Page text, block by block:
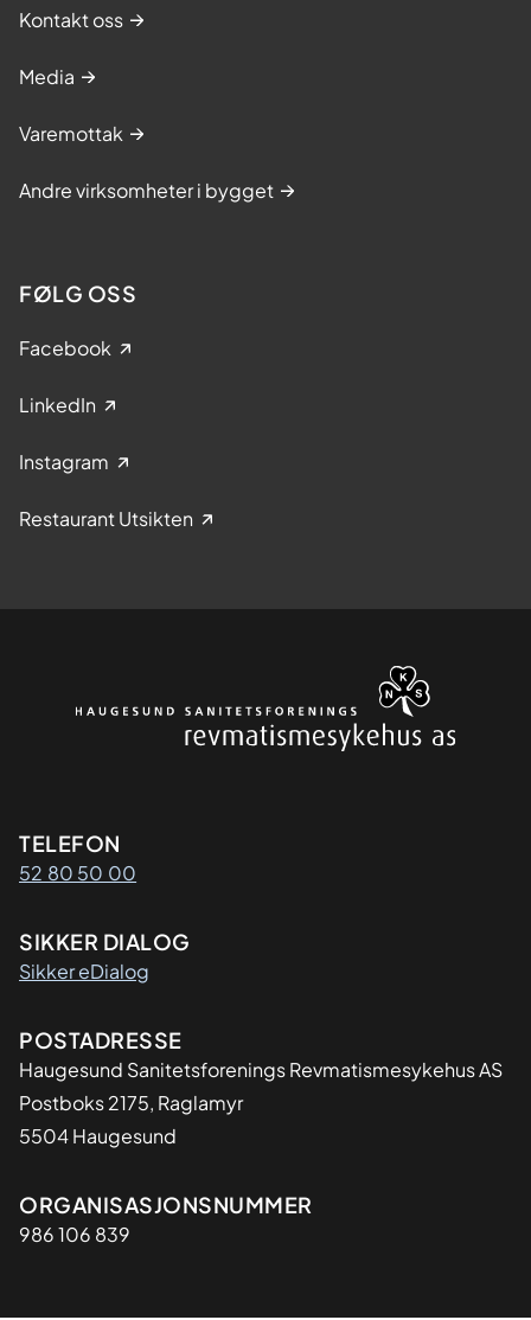
Kontakt oss
Media
Varemottak
Andre virksomheter i bygget
FØLG OSS
Facebook
LinkedIn
Instagram
Restaurant Utsikten
Kontaktinformasjon
TELEFON
52 80 50 00
SIKKER DIALOG
Sikker eDialog
Adresse
POSTADRESSE
Haugesund Sanitetsforenings Revmatismesykehus AS
Postboks 2175, Raglamyr
5504 Haugesund
Organisasjon
ORGANISASJONSNUMMER
986 106 839